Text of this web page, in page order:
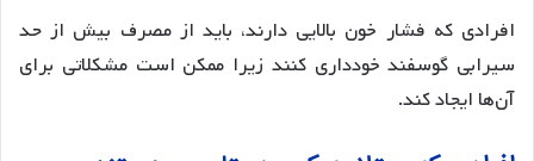
افرادی که فشار خون بالایی دارند، باید از مصرف بیش از حد
سیرابی گوسفند خودداری کنند زیرا ممکن است مشکلاتی برای
آن‌ها ایجاد کند.